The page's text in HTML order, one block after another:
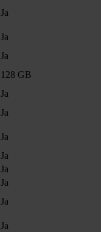
Ja
Ja
Ja
128 GB
Ja
Ja
Ja
Ja
Ja
Ja
Ja
Ja